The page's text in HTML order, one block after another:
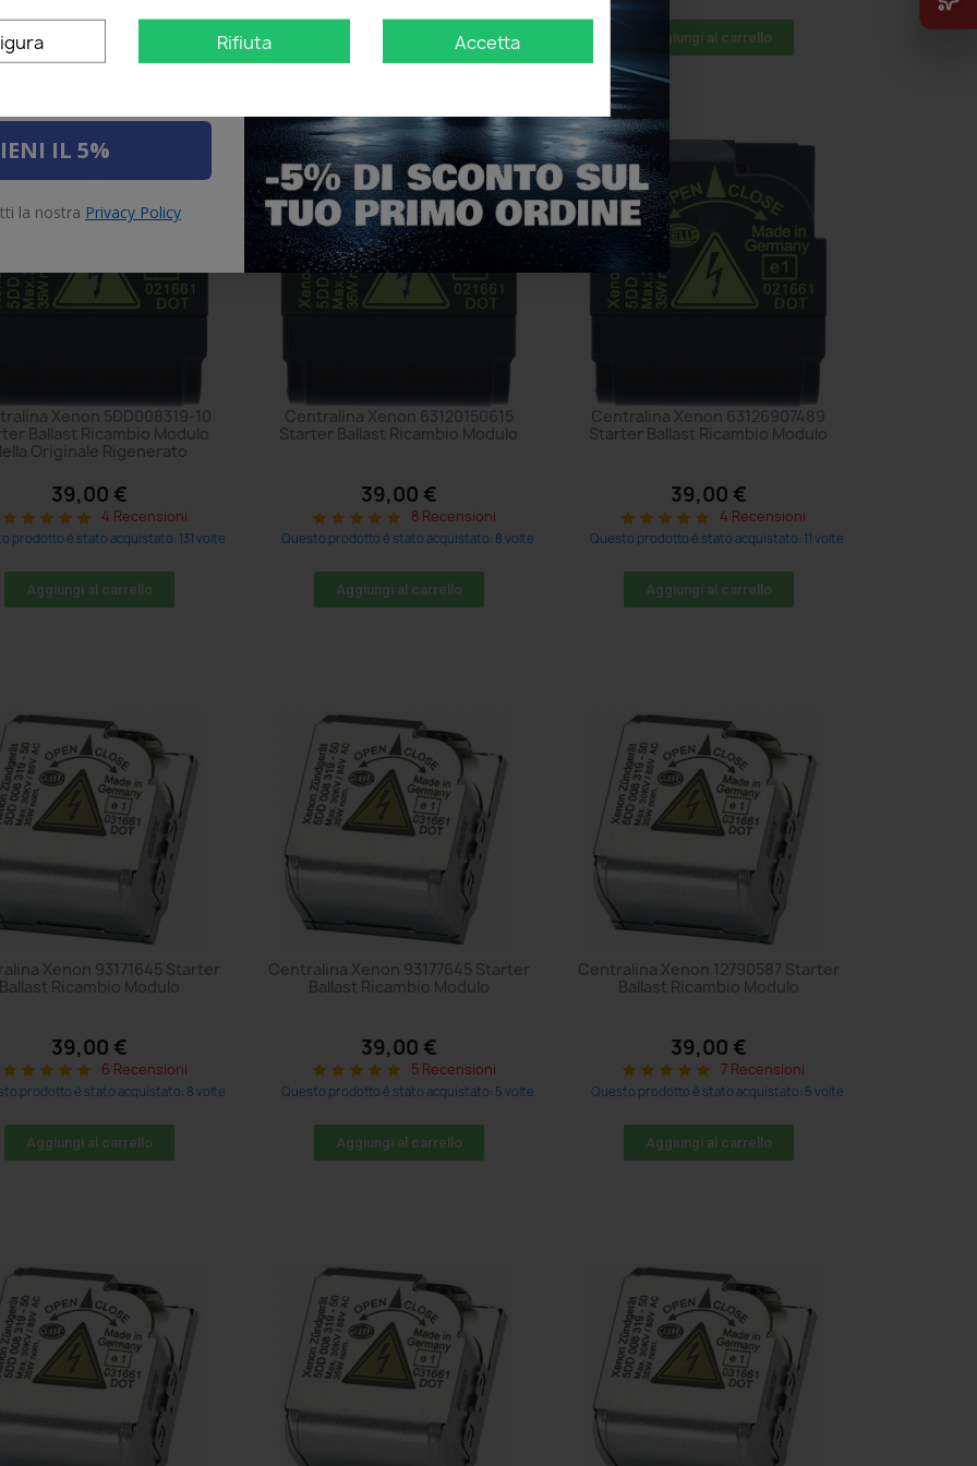
Aggiungi al carrello Aggiungi al carrello Aggiungi al carrello
Xenon 5DD008319-10
Ballast Ricambio Modulo
Originale Rigenerato
39,00 €
star star star star star 4 Recensioni
prodotto è stato acquistato: 131 volte
Aggiungi al carrello
Centralina Xenon 63120150615
Starter Ballast Ricambio Modulo
39,00 €
star star star star star 8 Recensioni
Questo prodotto è stato acquistato: 8 volte
Aggiungi al carrello
Centralina Xenon 63126907489
Starter Ballast Ricambio Modulo
39,00 €
star star star star star 4 Recensioni
Questo prodotto è stato acquistato: 11 volte
Aggiungi al carrello
Xenon 93171645 Starter
Ballast Ricambio Modulo
39,00 €
star star star star star 6 Recensioni
prodotto è stato acquistato: 8 volte
Aggiungi al carrello
Centralina Xenon 93177645 Starter
Ballast Ricambio Modulo
39,00 €
star star star star star 5 Recensioni
Questo prodotto è stato acquistato: 5 volte
Aggiungi al carrello
Centralina Xenon 12790587 Starter
Ballast Ricambio Modulo
39,00 €
star star star star star 7 Recensioni
Questo prodotto è stato acquistato: 5 volte
Aggiungi al carrello
Rifiuta Accetta
IL 5%
la nostra Privacy Policy